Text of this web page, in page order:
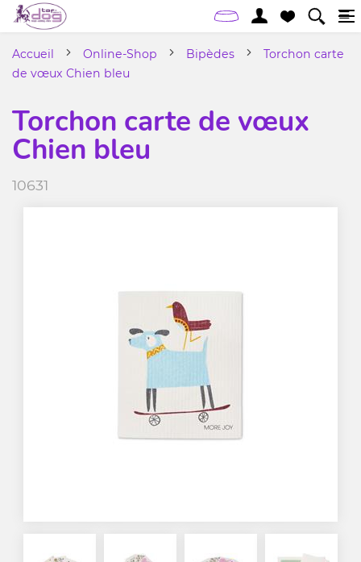
Accueil Online-Shop Bipèdes
Torchon carte
de vœux Chien bleu
Torchon carte de vœux
Chien bleu
10631